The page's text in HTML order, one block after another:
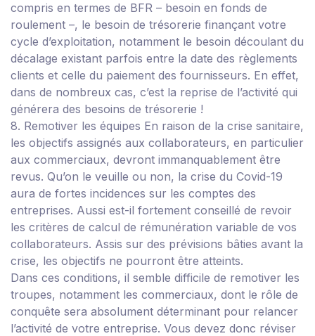
compris en termes de BFR – besoin en fonds de
roulement –, le besoin de trésorerie finançant votre
cycle d’exploitation, notamment le besoin découlant du
décalage existant parfois entre la date des règlements
clients et celle du paiement des fournisseurs. En effet,
dans de nombreux cas, c’est la reprise de l’activité qui
générera des besoins de trésorerie !
8. Remotiver les équipes En raison de la crise sanitaire,
les objectifs assignés aux collaborateurs, en particulier
aux commerciaux, devront immanquablement être
revus. Qu’on le veuille ou non, la crise du Covid-19
aura de fortes incidences sur les comptes des
entreprises. Aussi est-il fortement conseillé de revoir
les critères de calcul de rémunération variable de vos
collaborateurs. Assis sur des prévisions bâties avant la
crise, les objectifs ne pourront être atteints.
Dans ces conditions, il semble difficile de remotiver les
troupes, notamment les commerciaux, dont le rôle de
conquête sera absolument déterminant pour relancer
l’activité de votre entreprise. Vous devez donc réviser